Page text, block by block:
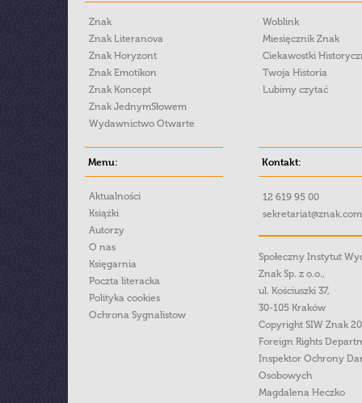
Znak
Znak Literanova
Znak Horyzont
Znak Emotikon
Znak Koncept
Znak JednymSłowem
Wydawnictwo Otwarte
Woblink
Miesięcznik Znak
Ciekawostki
Twoja Historia
Lubimy czytać
Menu:
Aktualności
Książki
Autorzy
O nas
Księgarnia
Poczta literacka
Polityka cookies
Ochrona Sygnalistow
Kontakt:
12 619 95 00
Społeczny Instytut
Znak Sp. z o.o.,
ul. Kościuszki 37,
30-105 Kraków
Copyright SIW Znak
Foreign Rights
Inspektor Ochrony
Osobowych
Magdalena Heczko